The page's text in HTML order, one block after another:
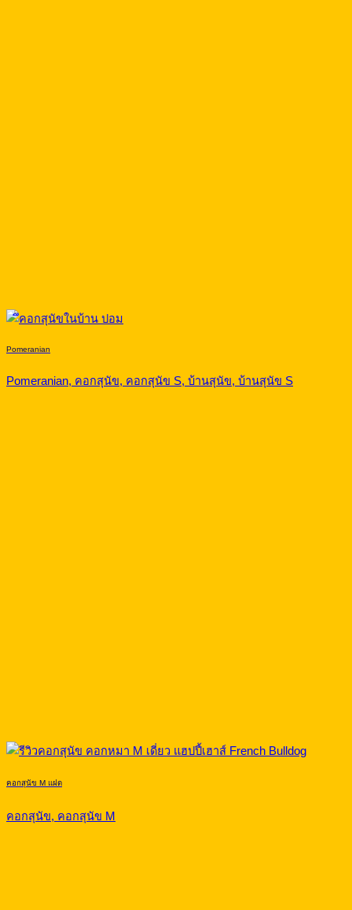
Pomeranian
Pomeranian, คอกสุนัข, คอกสุนัข S, บ้านสุนัข, บ้านสุนัข S
คอกสุนัข M แฝด
คอกสุนัข, คอกสุนัข M